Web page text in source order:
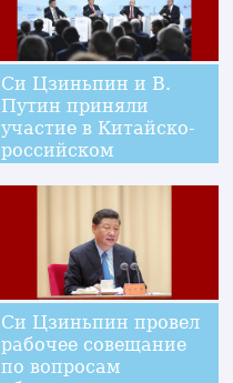
Си Цзиньпин и В.
Путин приняли
участие в Китайско-
российском
Си Цзиньпин провел
рабочее совещание
по вопросам